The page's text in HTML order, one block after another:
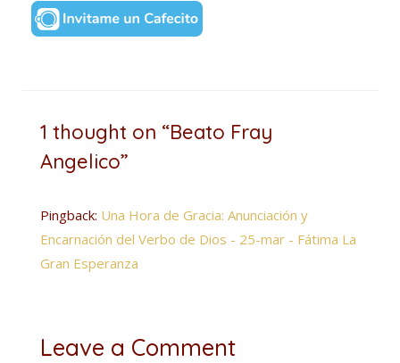
1 thought on “Beato Fray
Angelico”
Pingback: Una Hora de Gracia: Anunciación y
Encarnación del Verbo de Dios - 25-mar - Fátima La
Gran Esperanza
Leave a Comment